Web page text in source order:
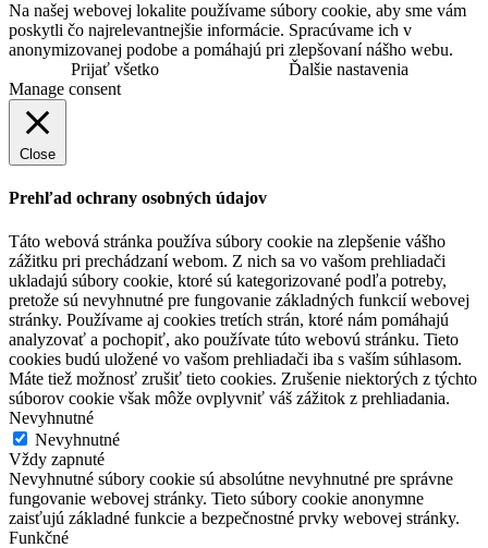
Na našej webovej lokalite používame súbory cookie, aby sme vám
poskytli čo najrelevantnejšie informácie. Spracúvame ich v
anonymizovanej podobe a pomáhajú pri zlepšovaní nášho webu.
Prijať všetko
Ďalšie nastavenia
Manage consent
Close
Prehľad ochrany osobných údajov
Táto webová stránka používa súbory cookie na zlepšenie vášho
zážitku pri prechádzaní webom. Z nich sa vo vašom prehliadači
ukladajú súbory cookie, ktoré sú kategorizované podľa potreby,
pretože sú nevyhnutné pre fungovanie základných funkcií webovej
stránky. Používame aj cookies tretích strán, ktoré nám pomáhajú
analyzovať a pochopiť, ako používate túto webovú stránku. Tieto
cookies budú uložené vo vašom prehliadači iba s vaším súhlasom.
Máte tiež možnosť zrušiť tieto cookies. Zrušenie niektorých z týchto
súborov cookie však môže ovplyvniť váš zážitok z prehliadania.
Nevyhnutné
Nevyhnutné
Vždy zapnuté
Nevyhnutné súbory cookie sú absolútne nevyhnutné pre správne
fungovanie webovej stránky. Tieto súbory cookie anonymne
zaisťujú základné funkcie a bezpečnostné prvky webovej stránky.
Funkčné